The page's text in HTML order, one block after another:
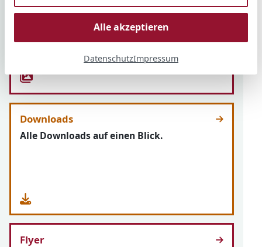
Berichte über das Wirken des Fördervereins.
Downloads
Alle Downloads auf einen Blick.
Flyer
Alle akzeptieren
DatenschutzImpressum